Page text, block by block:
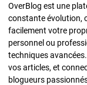
OverBlog est une
constante évolution,
facilement votre
personnel ou
techniques
vos articles, et
blogueurs